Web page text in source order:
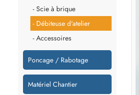
- Scie à brique
- Débiteuse d'atelier
- Accessoires
Poncage / Rabotage
Matériel Chantier